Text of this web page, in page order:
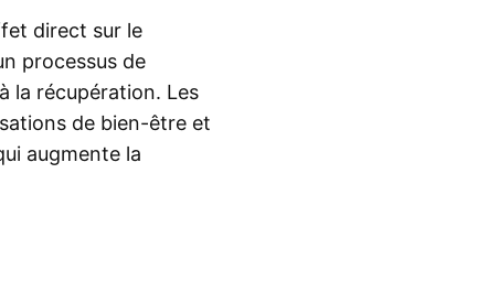
direct sur le
processus de
la récupération. Les
de bien-être et
augmente la